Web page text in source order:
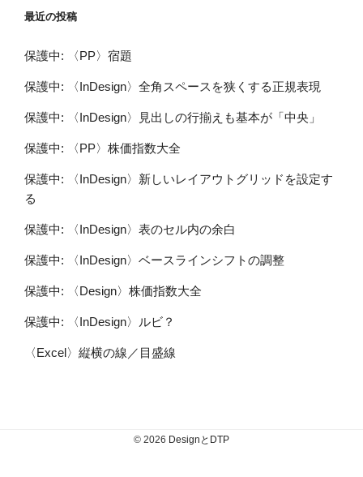
最近の投稿
保護中: 〈PP〉宿題
保護中: 〈InDesign〉全角スペースを狭くする正規表現
保護中: 〈InDesign〉見出しの行揃えも基本が「中央」
保護中: 〈PP〉株価指数大全
保護中: 〈InDesign〉新しいレイアウトグリッドを設定す
る
保護中: 〈InDesign〉表のセル内の余白
保護中: 〈InDesign〉ベースラインシフトの調整
保護中: 〈Design〉株価指数大全
保護中: 〈InDesign〉ルビ？
〈Excel〉縦横の線／目盛線
© 2026 DesignとDTP